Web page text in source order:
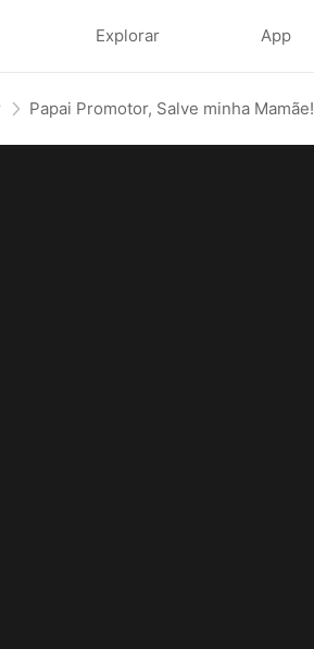
Explorar App
Papai Promotor, Salve minha Mamãe!